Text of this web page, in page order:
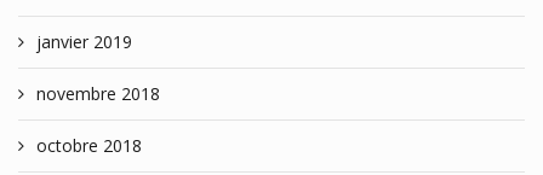
janvier 2019
novembre 2018
octobre 2018